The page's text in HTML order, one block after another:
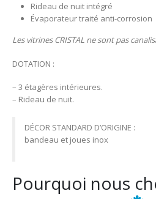
Rideau de nuit intégré
Évaporateur traité anti-corrosion
Les vitrines CRISTAL ne sont pas
DOTATION :
– 3 étagères intérieures.
– Rideau de nuit.
DÉCOR STANDARD D’ORIGINE :
bandeau et joues inox
Pourquoi nous